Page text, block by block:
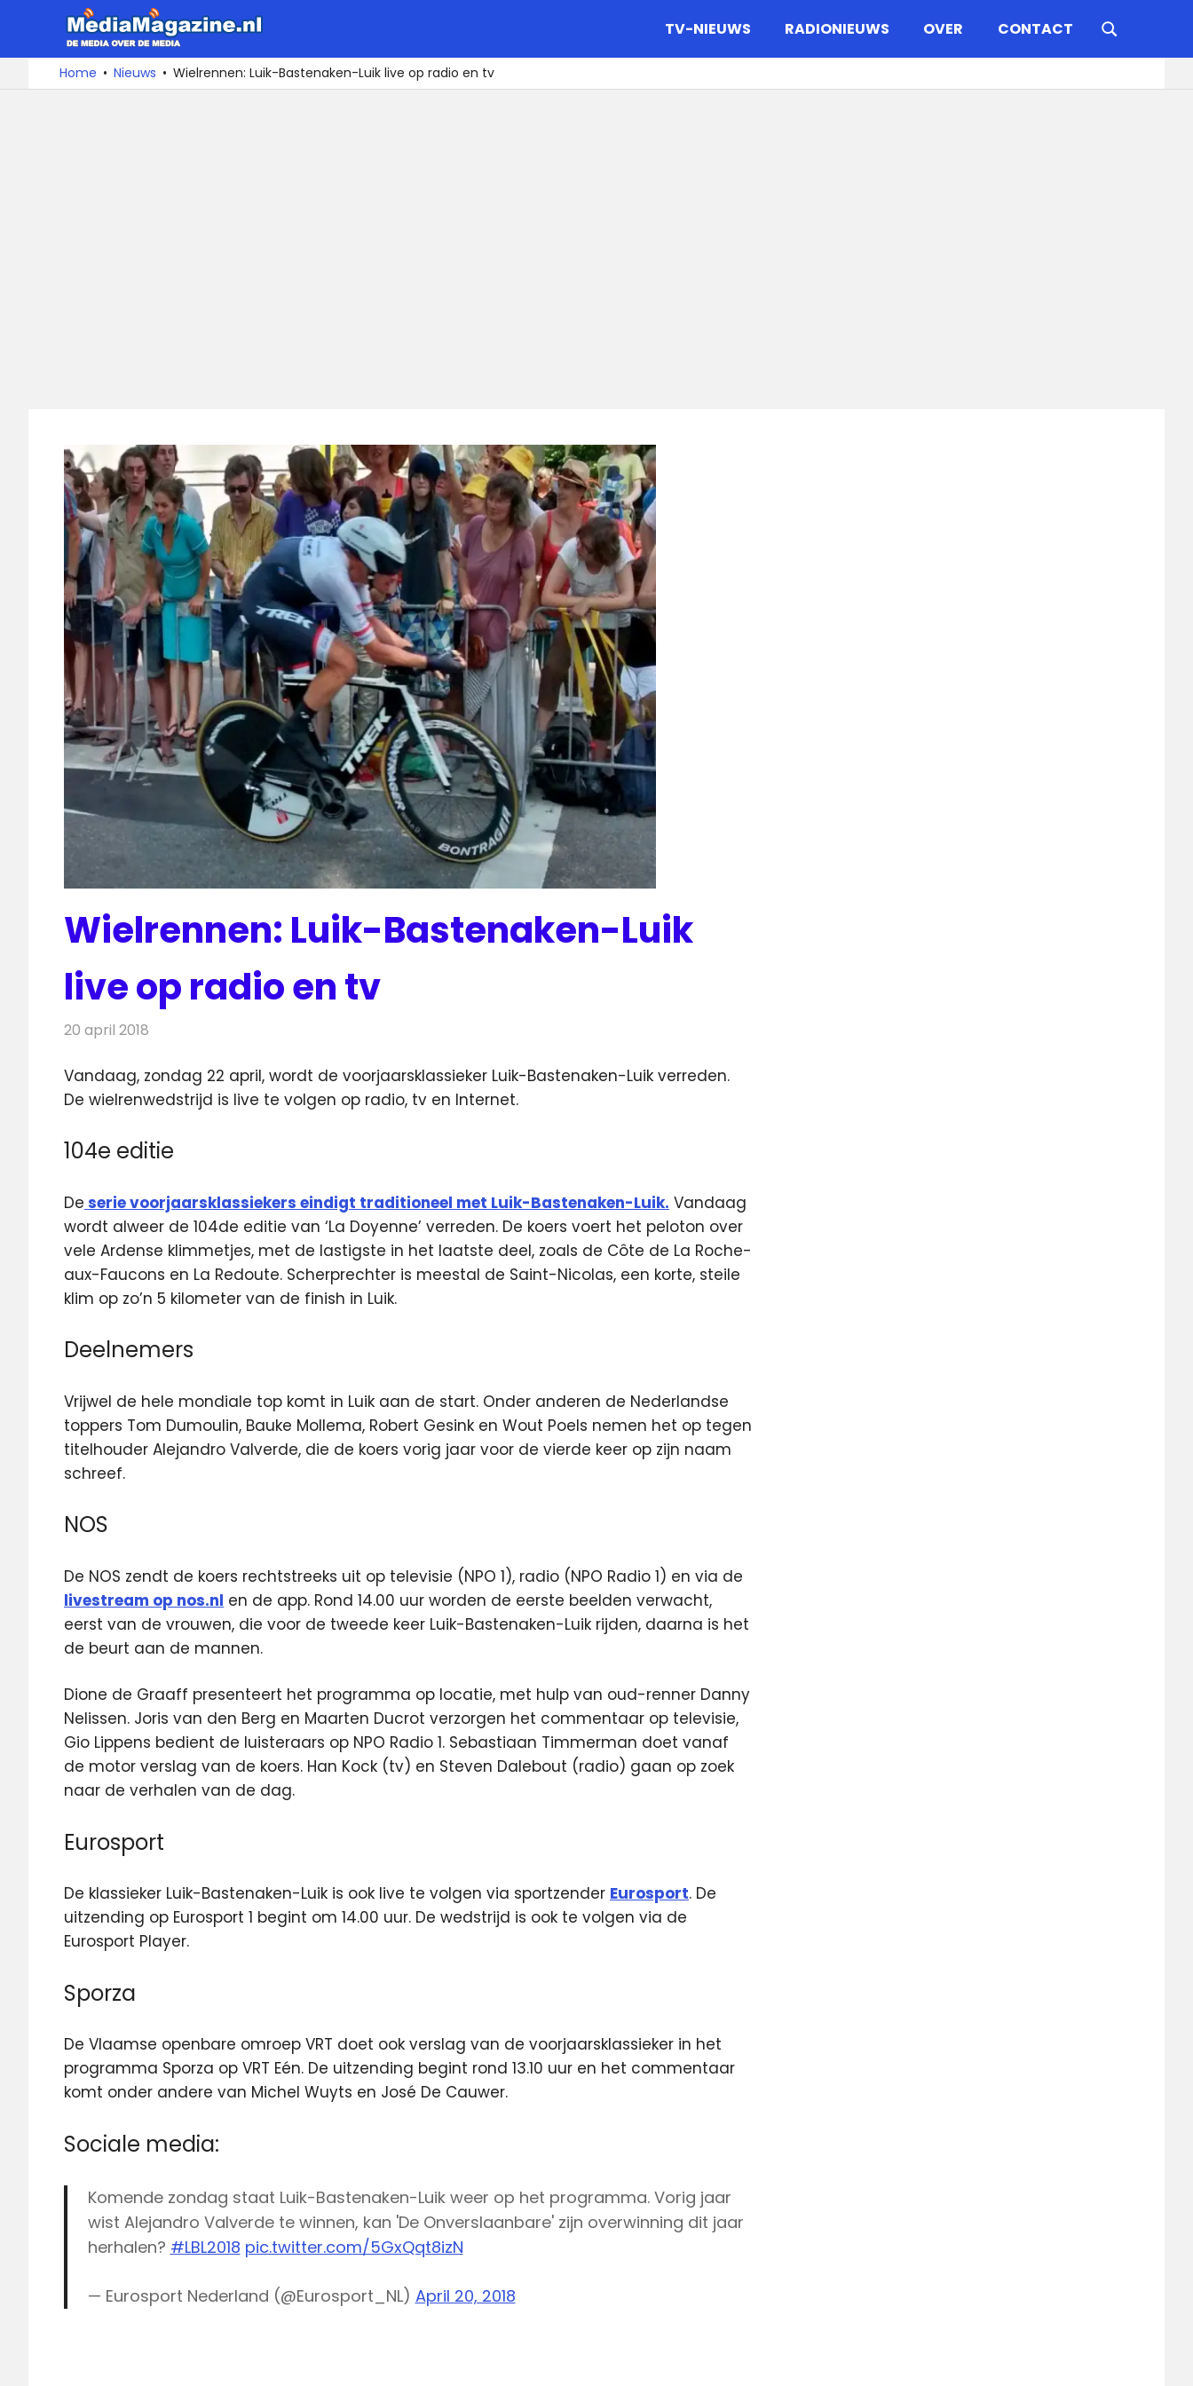
naar
De
media
over
TV-NIEUWS RADIONIEUWS OVER CONTACT
Home Nieuws Wielrennen: Luik-Bastenaken-Luik live op radio en tv
Wielrennen: Luik-Bastenaken-Luik
live op radio en tv
20 april 2018
Vandaag, zondag 22 april, wordt de voorjaarsklassieker Luik-Bastenaken-Luik verreden.
De wielrenwedstrijd is live te volgen op radio, tv en Internet.
104e editie
De serie voorjaarsklassiekers eindigt traditioneel met Luik-Bastenaken-Luik. Vandaag
wordt alweer de 104de editie van ‘La Doyenne’ verreden. De koers voert het peloton over
vele Ardense klimmetjes, met de lastigste in het laatste deel, zoals de Côte de La Roche-
aux-Faucons en La Redoute. Scherprechter is meestal de Saint-Nicolas, een korte, steile
klim op zo’n 5 kilometer van de finish in Luik.
Deelnemers
Vrijwel de hele mondiale top komt in Luik aan de start. Onder anderen de Nederlandse
toppers Tom Dumoulin, Bauke Mollema, Robert Gesink en Wout Poels nemen het op tegen
titelhouder Alejandro Valverde, die de koers vorig jaar voor de vierde keer op zijn naam
schreef.
NOS
De NOS zendt de koers rechtstreeks uit op televisie (NPO 1), radio (NPO Radio 1) en via de
livestream op nos.nl en de app. Rond 14.00 uur worden de eerste beelden verwacht,
eerst van de vrouwen, die voor de tweede keer Luik-Bastenaken-Luik rijden, daarna is het
de beurt aan de mannen.
Dione de Graaff presenteert het programma op locatie, met hulp van oud-renner Danny
Nelissen. Joris van den Berg en Maarten Ducrot verzorgen het commentaar op televisie,
Gio Lippens bedient de luisteraars op NPO Radio 1. Sebastiaan Timmerman doet vanaf
de motor verslag van de koers. Han Kock (tv) en Steven Dalebout (radio) gaan op zoek
naar de verhalen van de dag.
Eurosport
De klassieker Luik-Bastenaken-Luik is ook live te volgen via sportzender Eurosport. De
uitzending op Eurosport 1 begint om 14.00 uur. De wedstrijd is ook te volgen via de
Eurosport Player.
Sporza
De Vlaamse openbare omroep VRT doet ook verslag van de voorjaarsklassieker in het
programma Sporza op VRT Eén. De uitzending begint rond 13.10 uur en het commentaar
komt onder andere van Michel Wuyts en José De Cauwer.
Sociale media:
Komende zondag staat Luik-Bastenaken-Luik weer op het programma. Vorig jaar
wist Alejandro Valverde te winnen, kan 'De Onverslaanbare' zijn overwinning dit jaar
herhalen? #LBL2018 pic.twitter.com/5GxQqt8izN
— Eurosport Nederland (@Eurosport_NL) April 20, 2018